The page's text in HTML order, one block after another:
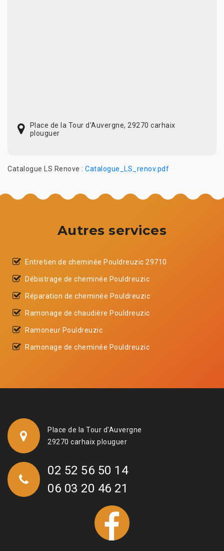
Place de la Tour d'Auvergne, 29270 carhaix
plouguer
Catalogue LS Renove : Catalogue_LS_renov.pdf
Autres services
Entretien de cheminée Pouldreuzic 29710
Débistrage de cheminée Pouldreuzic
Réparation de cheminée Pouldreuzic
Ramonage de chaudière Pouldreuzic
Ramoneur Pouldreuzic
Ramonage de cheminée Pouldreuzic
Place de la Tour d'Auvergne
29270 carhaix plouguer
02 52 56 50 14
06 03 20 46 21